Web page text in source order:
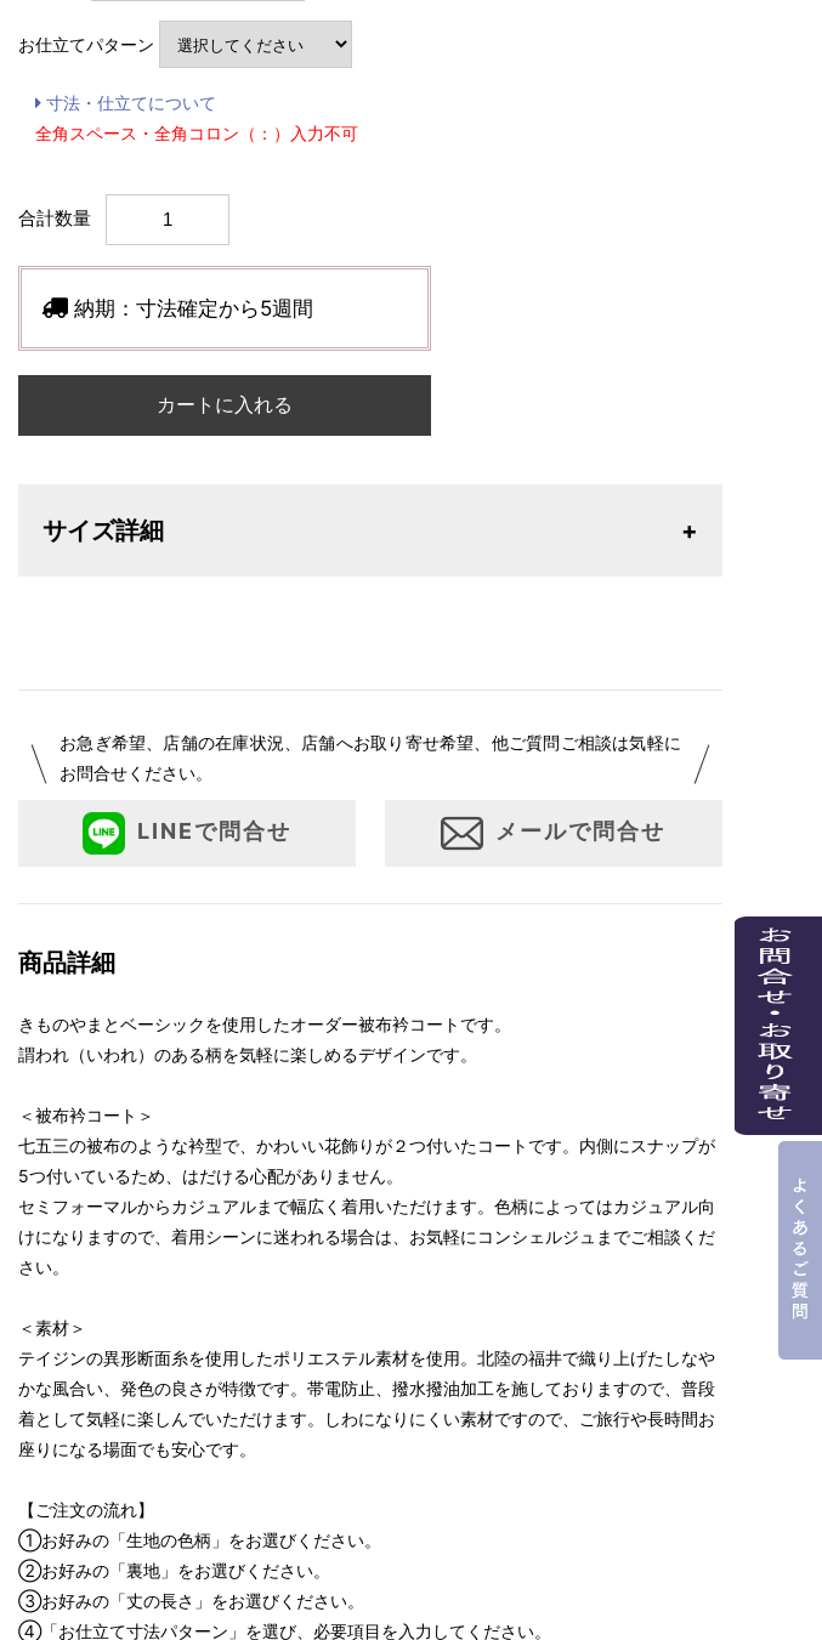
お仕立てパターン
寸法・仕立てについて
全角スペース・全角コロン（：）入力不可
合計数量
納期： 寸法確定から5週間
カートに入れる
サイズ詳細
お急ぎ希望、店舗の在庫状況、店舗へお取り寄せ希望、他ご質問ご相談は気軽に
お問合せください。
LINEで問合せ メールで問合せ
商品詳細
きものやまとベーシックを使用したオーダー被布衿コートです。
謂われ（いわれ）のある柄を気軽に楽しめるデザインです。
＜被布衿コート＞
七五三の被布のような衿型で、かわいい花飾りが２つ付いたコートです。内側にスナップが
5つ付いているため、はだける心配がありません。
セミフォーマルからカジュアルまで幅広く着用いただけます。色柄によってはカジュアル向
けになりますので、着用シーンに迷われる場合は、お気軽にコンシェルジュまでご相談くだ
さい。
＜素材＞
テイジンの異形断面糸を使用したポリエステル素材を使用。北陸の福井で織り上げたしなや
かな風合い、発色の良さが特徴です。帯電防止、撥水撥油加工を施しておりますので、普段
着として気軽に楽しんでいただけます。しわになりにくい素材ですので、ご旅行や長時間お
座りになる場面でも安心です。
【ご注文の流れ】
①お好みの「生地の色柄」をお選びください。
②お好みの「裏地」をお選びください。
③お好みの「丈の長さ」をお選びください。
④「お仕立て寸法パターン」を選び、必要項目を入力してください。